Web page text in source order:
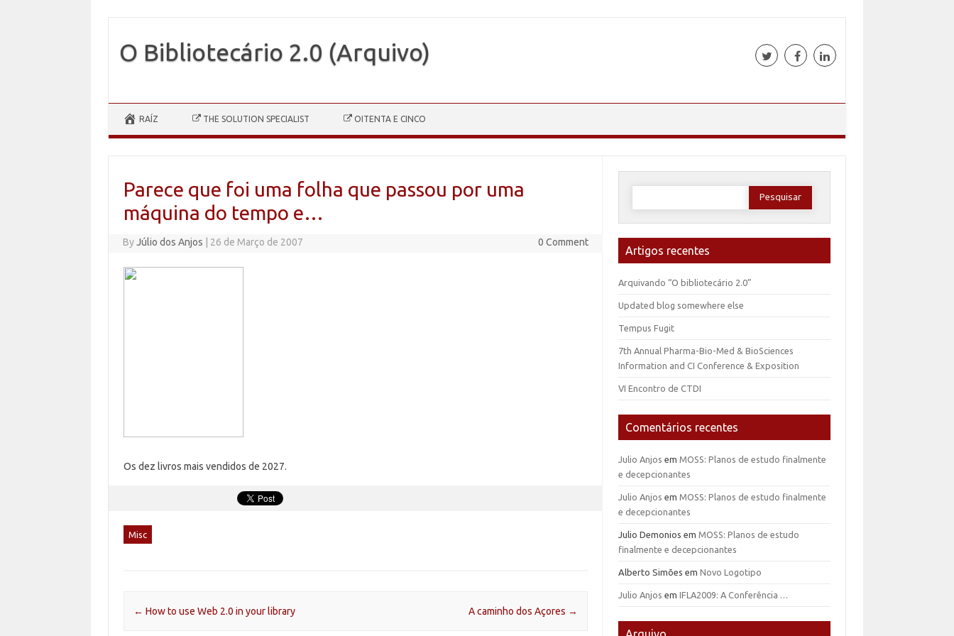
O Bibliotecário 2.0 (Arquivo)
RAÍZ THE SOLUTION SPECIALIST OITENTA E CINCO
Parece que foi uma folha que passou por uma
máquina do tempo e…
ByJúlio dos Anjos 26 de Março de 2007 0 Comment
Os dez livros mais vendidos de 2027.
Misc
Post navigation
← How to use Web 2.0 in your library A caminho dos Açores →
Pesquisar
Artigos recentes
Arquivando “O bibliotecário 2.0”
Updated blog somewhere else
Tempus Fugit
7th Annual Pharma-Bio-Med & BioSciences
Information and CI Conference & Exposition
VI Encontro de CTDI
Comentários recentes
Julio Anjos emMOSS: Planos de estudo finalmente
e decepcionantes
Julio Anjos emMOSS: Planos de estudo finalmente
e decepcionantes
Julio Demonios emMOSS: Planos de estudo
finalmente e decepcionantes
Alberto Simões emNovo Logotipo
Julio Anjos emIFLA2009: A Conferência …